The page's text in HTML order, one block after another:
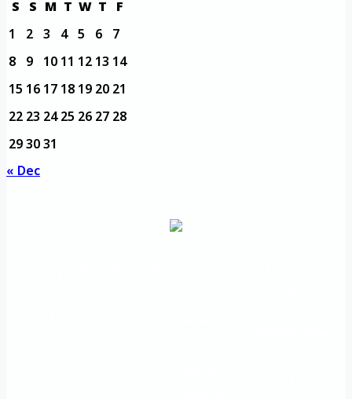
S S M T W T F
1 2 3 4 5 6 7
8 9 1011 121314
15161718192021
22232425262728
293031
« Dec